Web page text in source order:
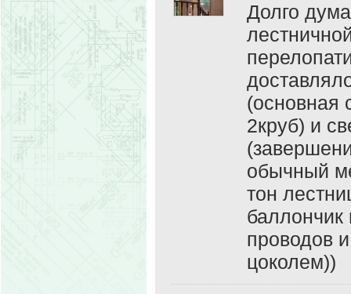
Долго
(основная
2круб) и
обычный
тон
проводов
цоколем))